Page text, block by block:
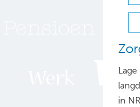
in